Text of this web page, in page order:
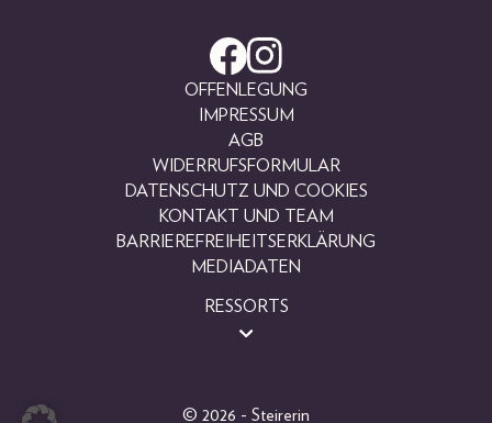
OFFENLEGUNG
IMPRESSUM
AGB
WIDERRUFSFORMULAR
DATENSCHUTZ UND COOKIES
KONTAKT UND TEAM
BARRIEREFREIHEITSERKLÄRUNG
MEDIADATEN
RESSORTS
© 2026 - Steirerin